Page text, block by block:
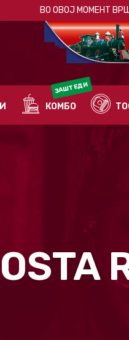
ВО ОВОЈ МОМЕНТ
КОМБО
ЗАШТЕДИ